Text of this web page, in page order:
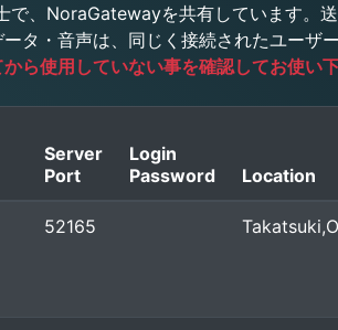
、NoraGatewayを共有しています。
タ・音声は、同じく接続されたユーザ
ら使用していない事を確認してお使い
Server
Port
Login
Password
Location
52165